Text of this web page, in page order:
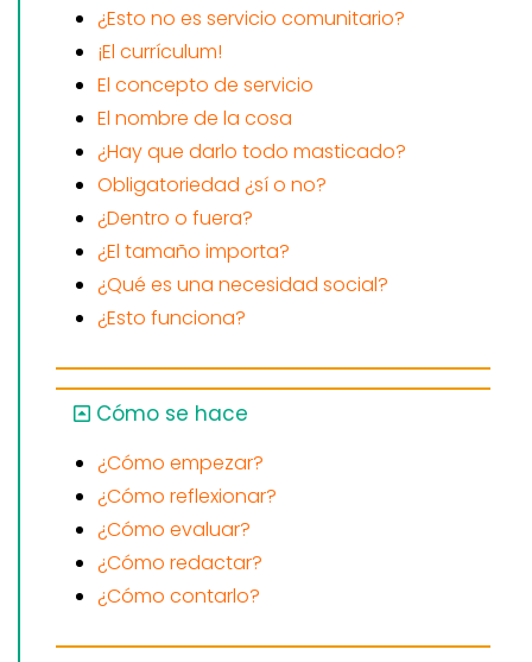
¿Esto no es servicio comunitario?
¡El currículum!
El concepto de servicio
El nombre de la cosa
¿Hay que darlo todo masticado?
Obligatoriedad ¿sí o no?
¿Dentro o fuera?
¿El tamaño importa?
¿Qué es una necesidad social?
¿Esto funciona?
Cómo se hace
¿Cómo empezar?
¿Cómo reflexionar?
¿Cómo evaluar?
¿Cómo redactar?
¿Cómo contarlo?